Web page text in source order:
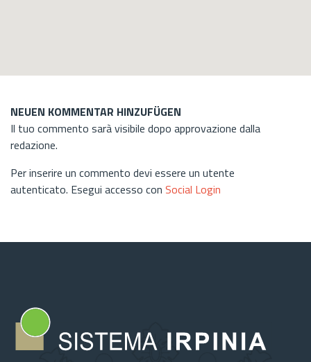
NEUEN KOMMENTAR HINZUFÜGEN
Il tuo commento sarà visibile dopo approvazione dalla
redazione.
Per inserire un commento devi essere un utente
autenticato. Esegui accesso con Social Login